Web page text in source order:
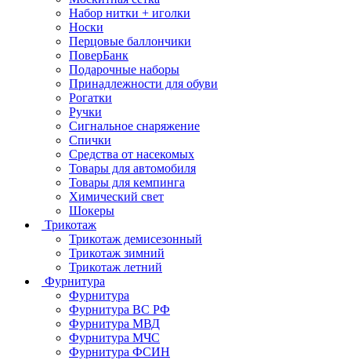
Набор нитки + иголки
Носки
Перцовые баллончики
ПоверБанк
Подарочные наборы
Принадлежности для обуви
Рогатки
Ручки
Сигнальное снаряжение
Спички
Средства от насекомых
Товары для автомобиля
Товары для кемпинга
Химический свет
Шокеры
Трикотаж
Трикотаж демисезонный
Трикотаж зимний
Трикотаж летний
Фурнитура
Фурнитура
Фурнитура ВС РФ
Фурнитура МВД
Фурнитура МЧС
Фурнитура ФСИН